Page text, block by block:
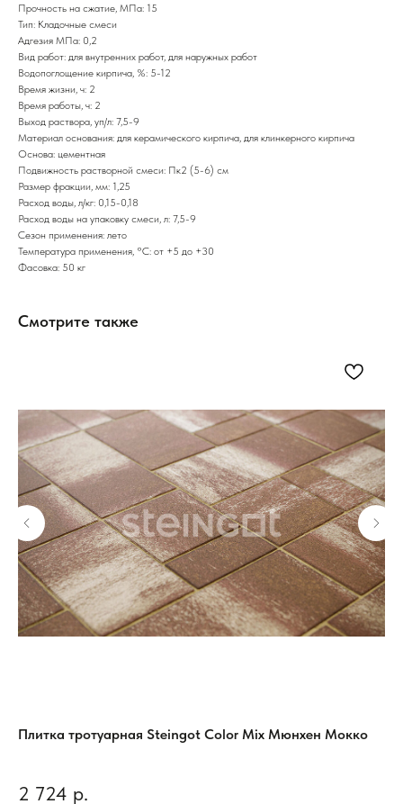
Прочность на сжатие, МПа: 15
Тип: Кладочные смеси
Адгезия МПа: 0,2
Вид работ: для внутренних работ, для наружных работ
Водопоглощение кирпича, %: 5-12
Время жизни, ч: 2
Время работы, ч: 2
Выход раствора, уп/л: 7,5-9
Материал основания: для керамического кирпича, для клинкерного кирпича
Основа: цементная
Подвижность растворной смеси: Пк2 (5-6) см
Размер фракции, мм: 1,25
Расход воды, л/кг: 0,15-0,18
Расход воды на упаковку смеси, л: 7,5-9
Сезон применения: лето
Температура применения, °С: от +5 до +30
Фасовка: 50 кг
Смотрите также
Плитка тротуарная Steingot Color Mix Мюнхен Мокко
2 724 р.